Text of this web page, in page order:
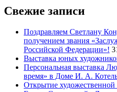
Свежие записи
Поздравляем Светлану
получением звания
Российской Федерации»!
Выставка юных
Персональная выставка
время» в Доме И. А.
Открытие